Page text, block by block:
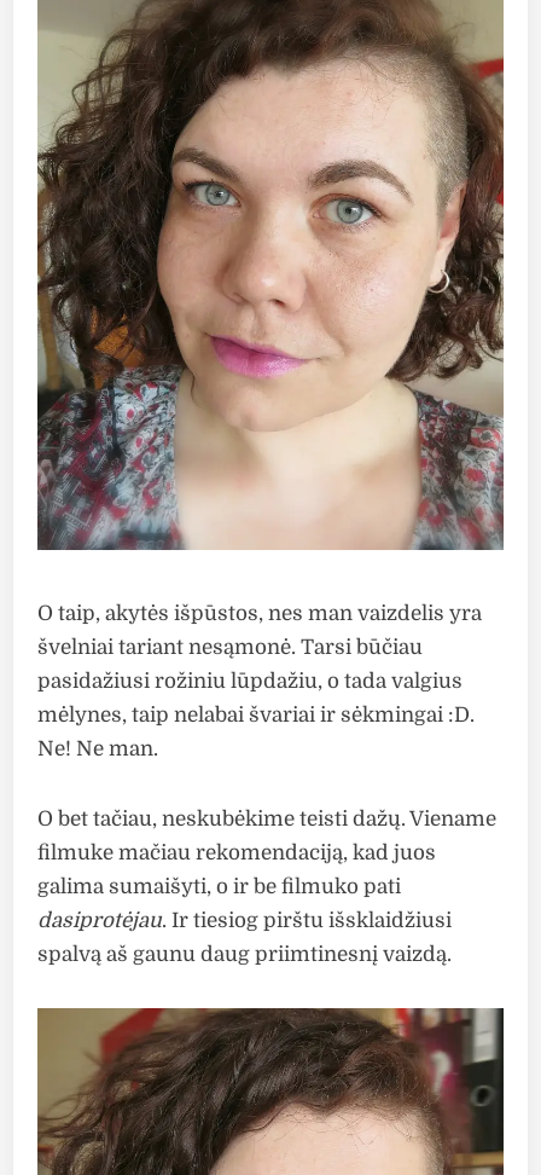
O taip, akytės išpūstos, nes man vaizdelis yra
švelniai tariant nesąmonė. Tarsi būčiau
pasidažiusi rožiniu lūpdažiu, o tada valgius
mėlynes, taip nelabai švariai ir sėkmingai :D.
Ne! Ne man.
O bet tačiau, neskubėkime teisti dažų. Viename
filmuke mačiau rekomendaciją, kad juos
galima sumaišyti, o ir be filmuko pati
dasiprotėjau. Ir tiesiog pirštu išsklaidžiusi
spalvą aš gaunu daug priimtinesnį vaizdą.